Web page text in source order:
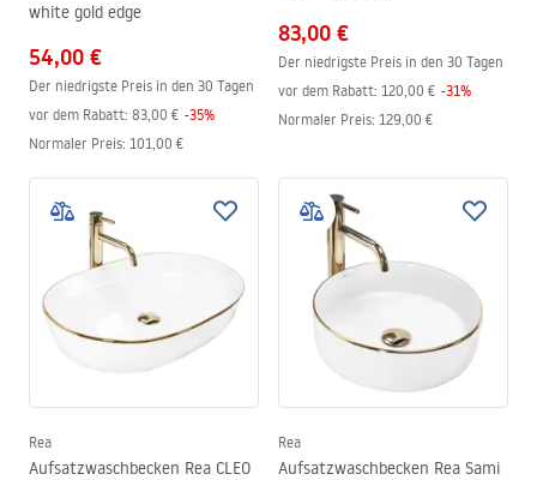
white gold edge
54,00 €
Der niedrigste Preis in den 30 Tagen
vor dem Rabatt: 83,00 € -35%
Normaler Preis: 101,00 €
83,00 €
Der niedrigste Preis in den 30 Tagen
vor dem Rabatt: 120,00 € -31%
Normaler Preis: 129,00 €
Rea
Aufsatzwaschbecken Rea CLEO
Rea
Aufsatzwaschbecken Rea Sami